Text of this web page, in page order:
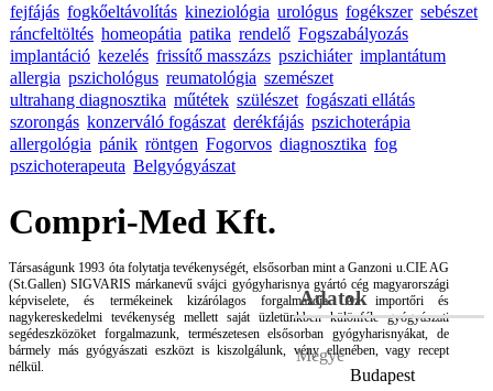
fejfájás fogkőeltávolítás kineziológia urológus fogékszer sebészet
ráncfeltöltés homeopátia patika rendelő Fogszabályozás
implantáció kezelés frissítő masszázs pszichiáter implantátum
allergia pszichológus reumatológia szemészet
ultrahang diagnosztika műtétek szülészet fogászati ellátás
szorongás konzerváló fogászat derékfájás pszichoterápia
allergológia pánik röntgen Fogorvos diagnosztika fog
pszichoterapeuta Belgyógyászat
Compri-Med Kft.
Társaságunk 1993 óta folytatja tevékenységét, elsősorban mint a Ganzoni u.CIE AG
(St.Gallen) SIGVARIS márkanevű svájci gyógyharisnya gyártó cég magyarországi
képviselete, és termékeinek kizárólagos forgalmazója. Az importőri és
nagykereskedelmi tevékenység mellett saját üzletünkben különféle gyógyászati
segédeszközöket forgalmazunk, természetesen elsősorban gyógyharisnyákat, de
bármely más gyógyászati eszközt is kiszolgálunk, vény ellenében, vagy recept
nélkül.
Adatok
Megye
Budapest